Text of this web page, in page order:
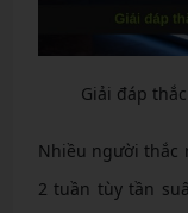
Giải đáp
Nhiều người thắc
2 tuần tùy tần